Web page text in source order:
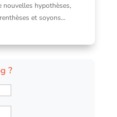
nouvelles hypothèses,
et soyons...
?